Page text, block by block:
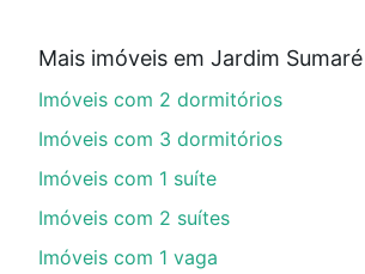
Aqui na Loft temos a oferta ideal
financiamento imobiliário as
portal quanto custa comprar um
Mais imóveis em Jardim Sumaré
Imóveis com 2 dormitórios
Imóveis com 3 dormitórios
Imóveis com 1 suíte
Imóveis com 2 suítes
Imóveis com 1 vaga